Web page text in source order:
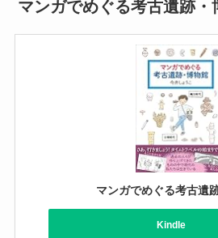
マンガでめぐる考古遺跡・
マンガでめぐる考古遺
Kindle